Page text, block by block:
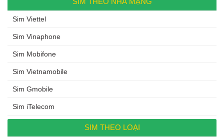
Sim Viettel
Sim Vinaphone
Sim Mobifone
Sim Vietnamobile
Sim Gmobile
Sim iTelecom
SIM THEO LOẠI